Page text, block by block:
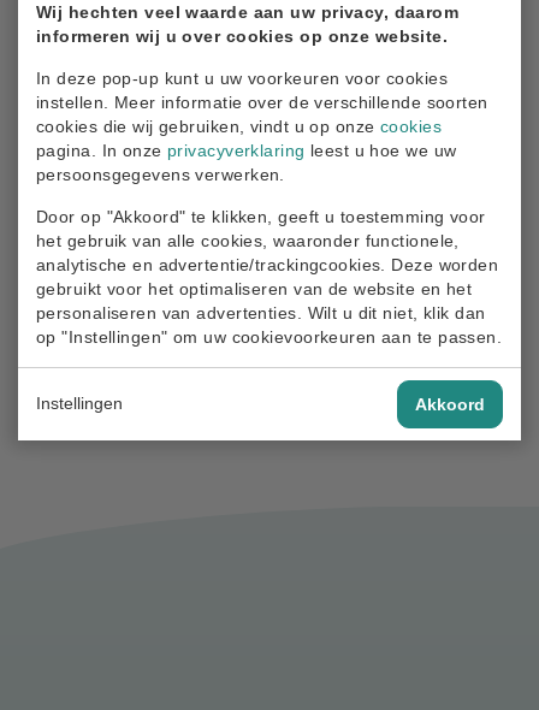
Wij hechten veel waarde aan uw privacy, daarom
informeren wij u over cookies op onze website.
In deze pop-up kunt u uw voorkeuren voor cookies
instellen. Meer informatie over de verschillende soorten
cookies die wij gebruiken, vindt u op onze cookies
pagina. In onze privacyverklaring leest u hoe we uw
persoonsgegevens verwerken.
Door op "Akkoord" te klikken, geeft u toestemming voor
het gebruik van alle cookies, waaronder functionele,
analytische en advertentie/trackingcookies. Deze worden
gebruikt voor het optimaliseren van de website en het
personaliseren van advertenties. Wilt u dit niet, klik dan
op "Instellingen" om uw cookievoorkeuren aan te passen.
Instellingen Akkoord
Vervroegen mag tot 10 jaar voor de AOW-leeftijd.
Voor hulp bij uw keuze: Keuzewijzer aanvragen! (zie ook:
keuzewijzer)
Vrijwillige voortzetting
Het is niet mogelijk om bij pensionering uw pensioen
vrijwillig voort te zetten, door zelf de premie af te dragen
aan het pensioenfonds.